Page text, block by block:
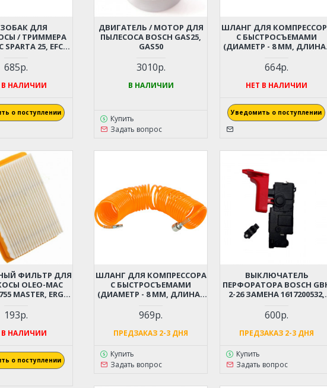
ДЛЯ
/ ТРИММЕРА
SPARTA 25, EFCO
2026R)
685р.
В НАЛИЧИИ
о поступлении
ФИЛЬТР ДЛЯ
OLEO-MAC
MASTER, ERGO,
(6112-0018R)
193р.
В НАЛИЧИИ
о поступлении
ДВИГАТЕЛЬ / МОТОР ДЛЯ
ПЫЛЕСОСА BOSCH GAS25,
GAS50
3010р.
В НАЛИЧИИ
Купить
Задать вопрос
ШЛАНГ ДЛЯ
С БЫСТРОСЪЕМАМИ
(ДИАМЕТР - 8 ММ, ДЛИНА
664р.
НЕТ В НАЛИЧИИ
Уведомить о поступлении
ШЛАНГ ДЛЯ КОМПРЕССОРА
С БЫСТРОСЪЕМАМИ
(ДИАМЕТР - 8 ММ, ДЛИНА -
969р.
ПРЕДЗАКАЗ 2-3 ДНЯ
Купить
Задать вопрос
ВЫКЛЮЧАТЕЛЬ
ПЕРФОРАТОРА BOSCH
2-26 ЗАМЕНА 1617200532,
600р.
ПРЕДЗАКАЗ 2-3 ДНЯ
Купить
Задать вопрос